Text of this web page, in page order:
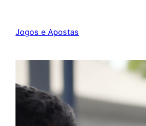
Jogos e Apostas